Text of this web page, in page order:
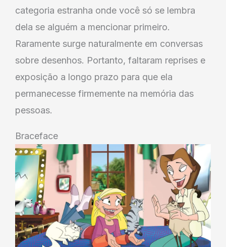
categoria estranha onde você só se lembra
dela se alguém a mencionar primeiro.
Raramente surge naturalmente em conversas
sobre desenhos. Portanto, faltaram reprises e
exposição a longo prazo para que ela
permanecesse firmemente na memória das
pessoas.
Braceface